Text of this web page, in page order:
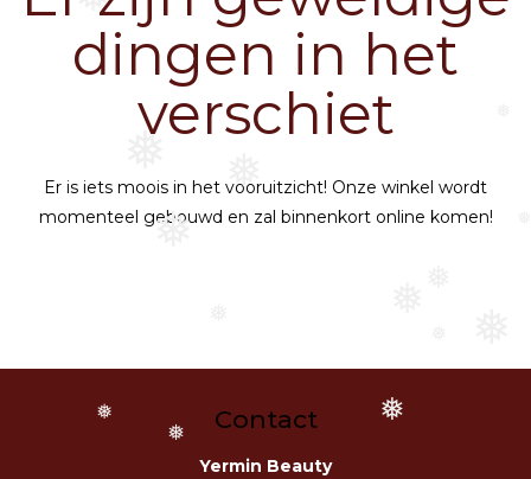
❅
❅ ❅
❅
❅
dingen in het
verschiet
Er is iets moois in het vooruitzicht! Onze winkel wordt
momenteel gebouwd en zal binnenkort online komen!
Contact
Yermin Beauty